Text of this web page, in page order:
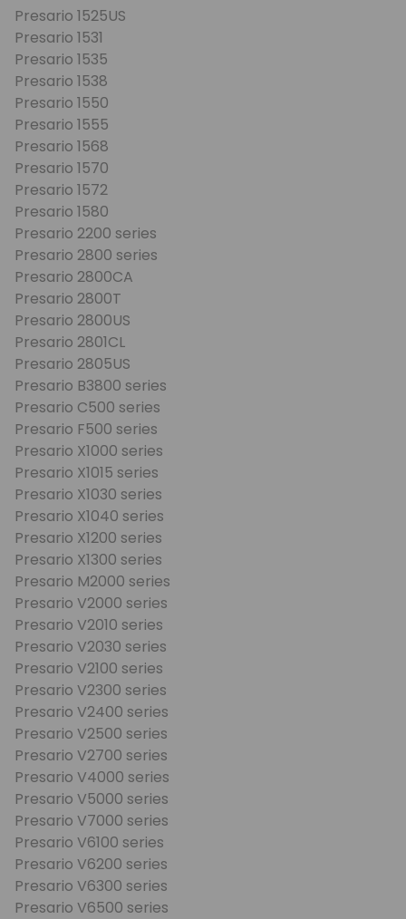
Presario 1525US
Presario 1531
Presario 1535
Presario 1538
Presario 1550
Presario 1555
Presario 1568
Presario 1570
Presario 1572
Presario 1580
Presario 2200 series
Presario 2800 series
Presario 2800CA
Presario 2800T
Presario 2800US
Presario 2801CL
Presario 2805US
Presario B3800 series
Presario C500 series
Presario F500 series
Presario X1000 series
Presario X1015 series
Presario X1030 series
Presario X1040 series
Presario X1200 series
Presario X1300 series
Presario M2000 series
Presario V2000 series
Presario V2010 series
Presario V2030 series
Presario V2100 series
Presario V2300 series
Presario V2400 series
Presario V2500 series
Presario V2700 series
Presario V4000 series
Presario V5000 series
Presario V7000 series
Presario V6100 series
Presario V6200 series
Presario V6300 series
Presario V6500 series